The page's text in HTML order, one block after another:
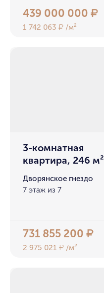
439 000 000₽
1 742 063₽ /м²
3-комнатная
квартира, 246 м²
Дворянское гнездо
7 этаж из 7
731 855 200₽
2 975 021₽ /м²